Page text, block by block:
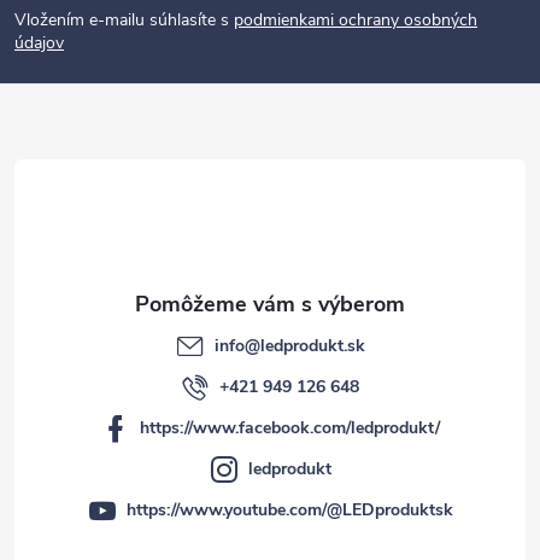
t
Vložením e-mailu súhlasíte s podmienkami ochrany osobných
údajov
info@ledprodukt.sk
+421 949 126 648
https://www.facebook.com/ledprodukt/
ledprodukt
https://www.youtube.com/@LEDproduktsk